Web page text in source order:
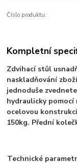
Číslo produktu:
Kompletní
Zdvihací stůl
naskladňování
jednoduše
hydraulicky
ocelovou
150kg. Přední
Technické